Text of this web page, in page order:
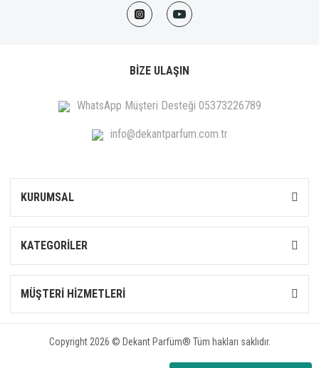
BİZE ULAŞIN
WhatsApp Müşteri Desteği 05373226789
info@dekantparfum.com.tr
KURUMSAL
KATEGORİLER
MÜŞTERİ HİZMETLERİ
Copyright 2026 © Dekant Parfüm® Tüm hakları saklıdır.